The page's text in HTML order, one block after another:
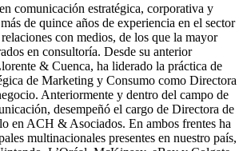
comunicación estratégica, corporativa y
de quince años de experiencia en el sector
con medios, de los que la mayor
en consultoría. Desde su anterior
& Cuenca, ha liderado la práctica de
de Marketing y Consumo como Directora
Anteriormente y dentro del campo de
desempeñó el cargo de Directora de
en ACH & Asociados. En ambos frentes ha
multinacionales presentes en nuestro país,